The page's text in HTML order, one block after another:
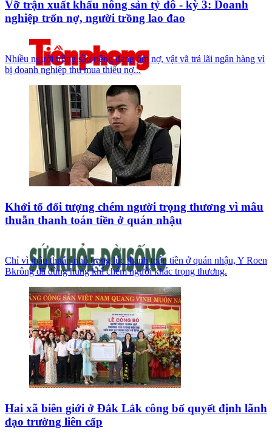
Vỡ trận xuất khẩu nông sản tỷ đô - kỳ 3: Doanh
nghiệp trốn nợ, người trồng lao đao
Nhiều người trồng sầu riêng đang ôm nợ, vật vã trả lãi ngân hàng vì
bị doanh nghiệp thu mua thiếu nợ...
Khởi tố đối tượng chém người trọng thương vì mâu
thuẫn thanh toán tiền ở quán nhậu
Chỉ vì mâu thuẫn nhỏ trong lúc thanh toán tiền ở quán nhậu, Y Roen
Bkrông đã dùng hung khí chém người khác trọng thương.
Hai xã biên giới ở Đắk Lắk công bố quyết định lãnh
đạo trường liên cấp